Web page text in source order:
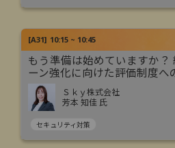
[A31] 10:15 ~ 10:45
もう準備は始めていますか？
ーン強化に向けた評価制度へ
Ｓｋｙ株式会社
芳本 知佳 氏
セキュリティ対策